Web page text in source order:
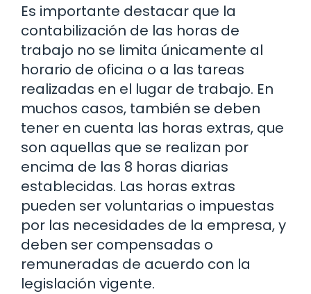
Es importante destacar que la
contabilización de las horas de
trabajo no se limita únicamente al
horario de oficina o a las tareas
realizadas en el lugar de trabajo. En
muchos casos, también se deben
tener en cuenta las horas extras, que
son aquellas que se realizan por
encima de las 8 horas diarias
establecidas. Las horas extras
pueden ser voluntarias o impuestas
por las necesidades de la empresa, y
deben ser compensadas o
remuneradas de acuerdo con la
legislación vigente.